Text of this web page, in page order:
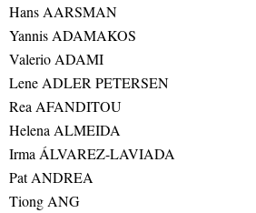
Hans AARSMAN
Yannis ADAMAKOS
Valerio ADAMI
Lene ADLER PETERSEN
Rea AFANDITOU
Helena ALMEIDA
Irma ÁLVAREZ-LAVIADA
Pat ANDREA
Tiong ANG